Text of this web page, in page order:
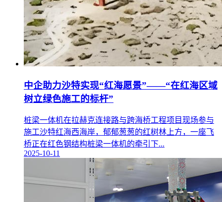
中企助力沙特实现“红海愿景”——“在红海区域
树立绿色施工的标杆”
桩梁一体机在拉赫克连接路与跨海桥工程项目现场参与
施工沙特红海西海岸，郁郁葱葱的红树林上方，一座飞
桥正在红色钢结构桩梁一体机的牵引下...
2025-10-11